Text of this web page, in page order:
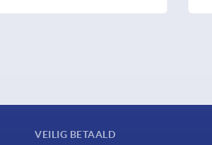
VEILIG BETAALD